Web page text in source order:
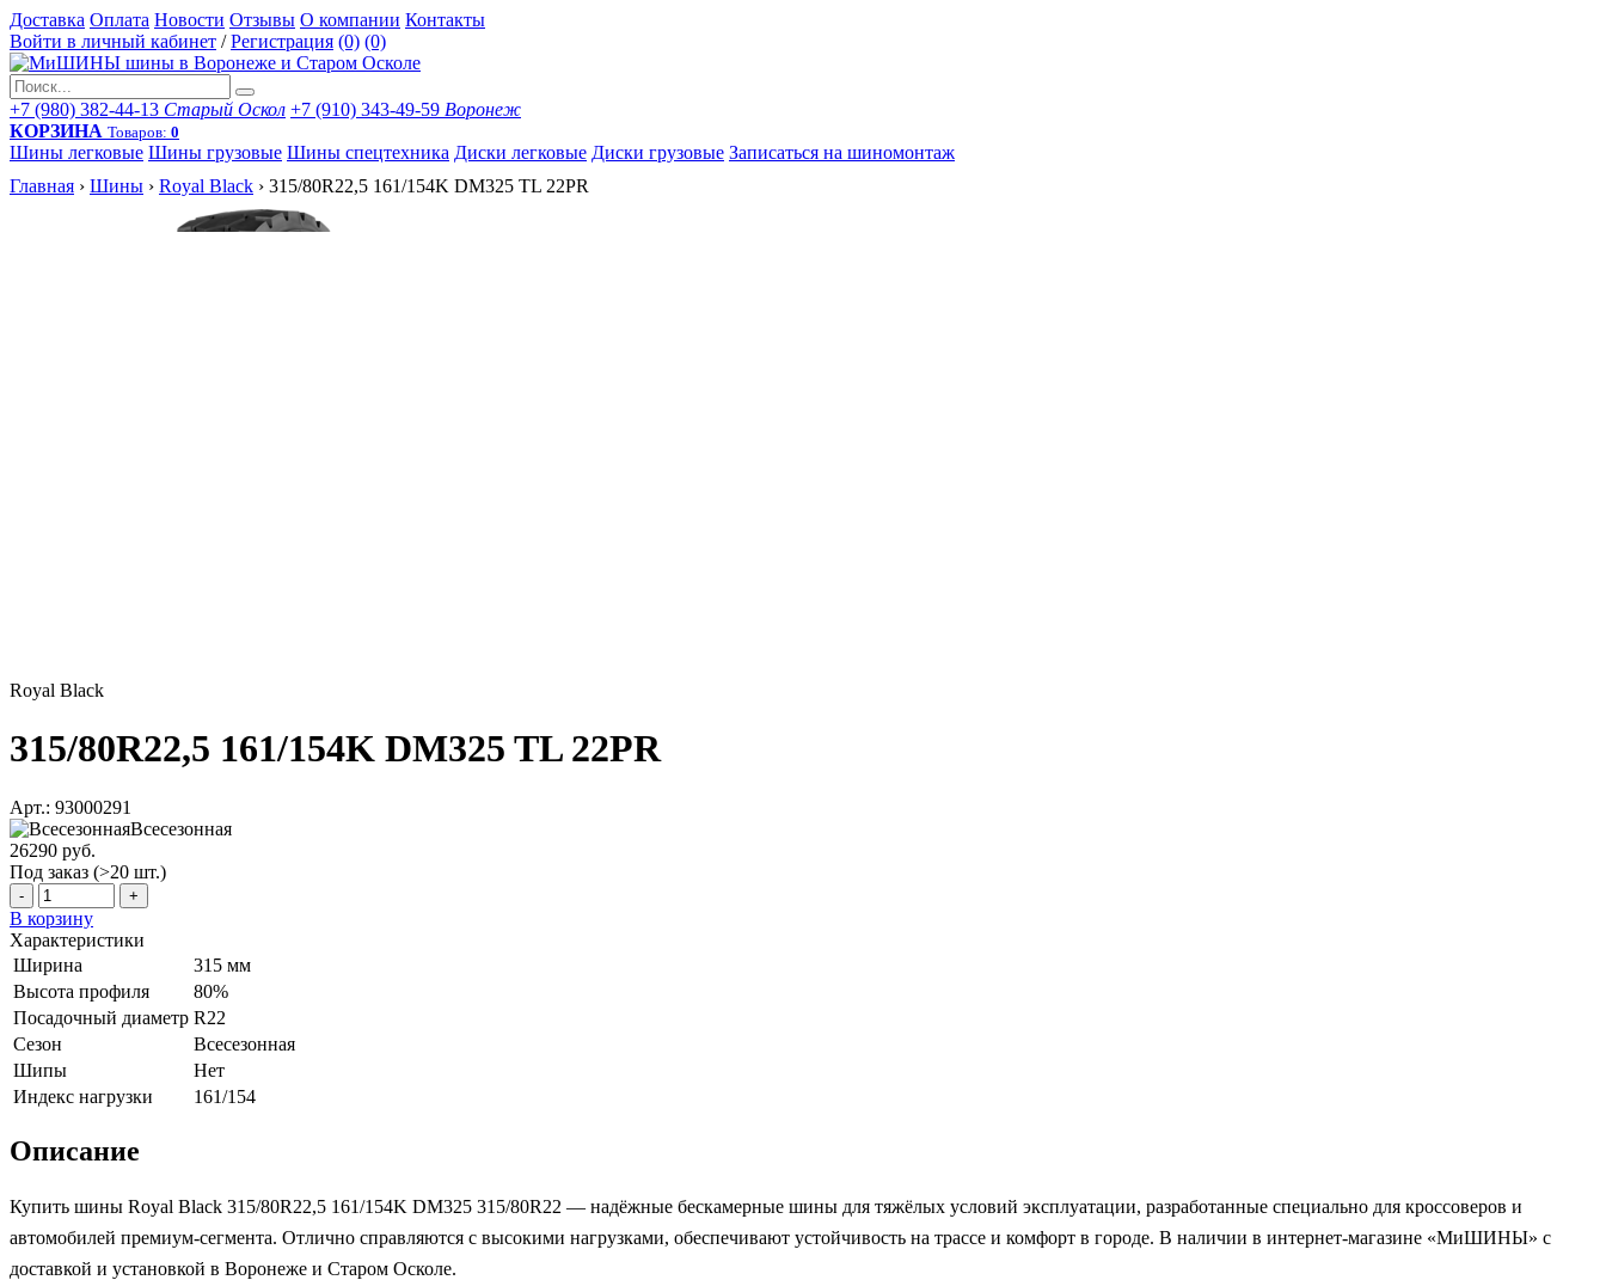
Доставка Оплата Новости Отзывы О компании Контакты
Войти в личный кабинет / Регистрация (0) (0)
+7 (980) 382-44-13 Старый Оскол +7 (910) 343-49-59 Воронеж
КОРЗИНА Товаров: 0
Шины легковые Шины грузовые Шины спецтехника Диски легковые Диски грузовые Записаться на шиномонтаж
Главная › Шины › Royal Black › 315/80R22,5 161/154K DM325 TL 22PR
Royal Black
315/80R22,5 161/154K DM325 TL 22PR
Арт.: 93000291
Всесезонная
26290 руб.
Под заказ (>20 шт.)
- +
В корзину
Характеристики
Ширина
315 мм
Высота профиля
80%
Посадочный диаметр R22
Сезон
Всесезонная
Шипы
Нет
Индекс нагрузки
161/154
Описание
Купить шины Royal Black 315/80R22,5 161/154K DM325 315/80R22 — надёжные бескамерные шины для тяжёлых условий эксплуатации, разработанные специально для кроссоверов и
автомобилей премиум-сегмента. Отлично справляются с высокими нагрузками, обеспечивают устойчивость на трассе и комфорт в городе. В наличии в интернет-магазине «МиШИНЫ» с
доставкой и установкой в Воронеже и Старом Осколе.